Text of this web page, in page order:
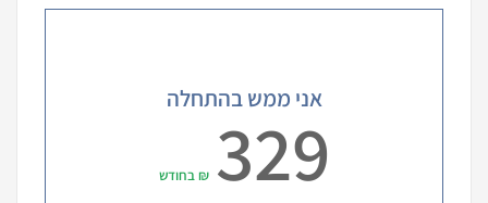
אני ממש בהתחלה
329 ₪ בחודש